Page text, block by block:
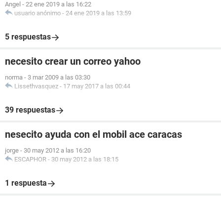
Angel - 22 ene 2019 a las 16:22
usuario anónimo - 24 ene 2019 a las 13:59
5 respuestas
necesito crear un correo yahoo
norma - 3 mar 2009 a las 03:30
Lissethvasquez - 17 may 2017 a las 00:44
39 respuestas
nesecito ayuda con el mobil ace caracas
jorge - 30 may 2012 a las 16:20
ESCAPHOR - 30 may 2012 a las 18:15
1 respuesta